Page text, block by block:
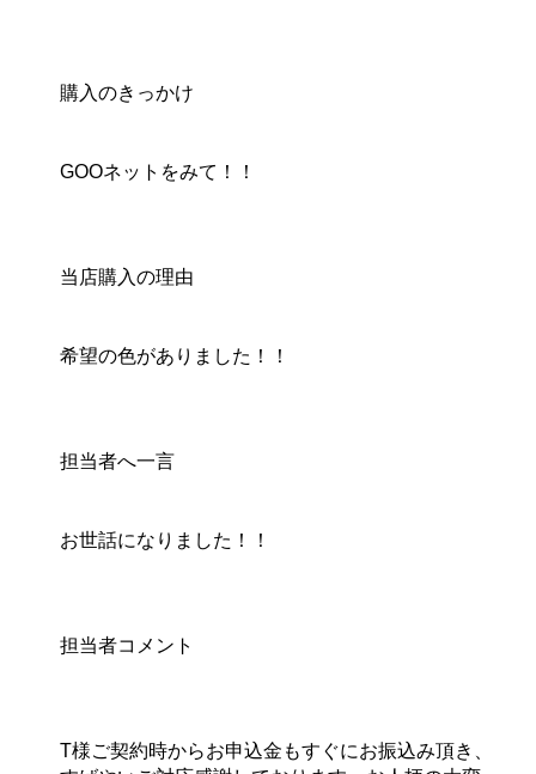
購入のきっかけ
GOOネットをみて！！
当店購入の理由
希望の色がありました！！
担当者へ一言
お世話になりました！！
担当者コメント
T様ご契約時からお申込金もすぐにお振込み頂き、